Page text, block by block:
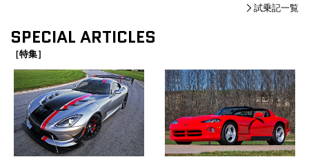
試乗記一覧
SPECIAL ARTICLES
［特集］